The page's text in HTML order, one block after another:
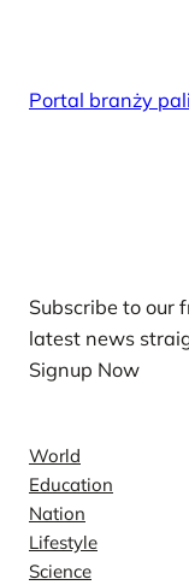
Portal branży
Subscribe to our
latest news
Signup Now
World
Education
Nation
Lifestyle
Science